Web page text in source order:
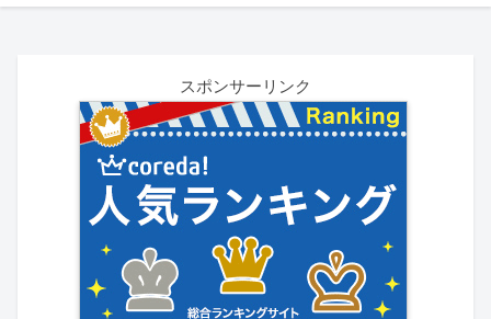
スポンサーリンク